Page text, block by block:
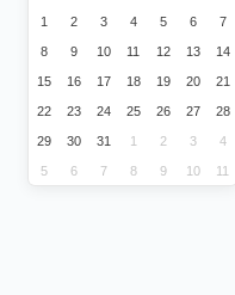
1 2 3 4 5 6 7
8 9 10 11 12 13 14
15 16 17 18 19 20 21
22 23 24 25 26 27 28
29 30 31 1 2 3 4
5 6 7 8 9 10 11